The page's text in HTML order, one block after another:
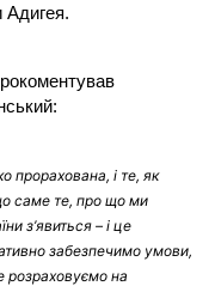
Адигея.
прорахована, і те, як
саме те, про що ми
з’явиться – і це
забезпечимо умови,
розраховуємо на